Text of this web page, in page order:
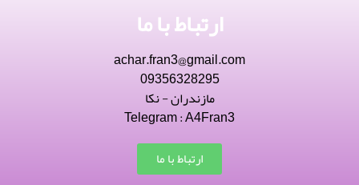
ارتباط با ما
achar.fran3@gmail.com
09356328295
مازندران - نکا
Telegram : A4Fran3
ارتباط با ما